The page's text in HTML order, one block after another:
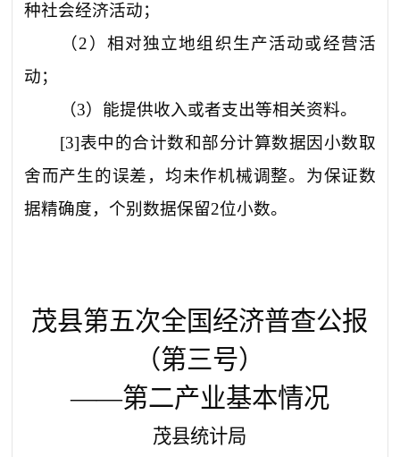
种社会经济活动；
（2 ）相对独立地组织生产活动或经营活
动；
（3）能提供收入或者支出等相关资料。
[3]表中的合计数和部分计算数据因小数取
舍而产生的误差，均未作机械调整。为保证数
据精确度，个别数据保留2位小数。
茂县第五次全国经济普查公报
（第三号）
——第二产业基本情况
茂县统计局